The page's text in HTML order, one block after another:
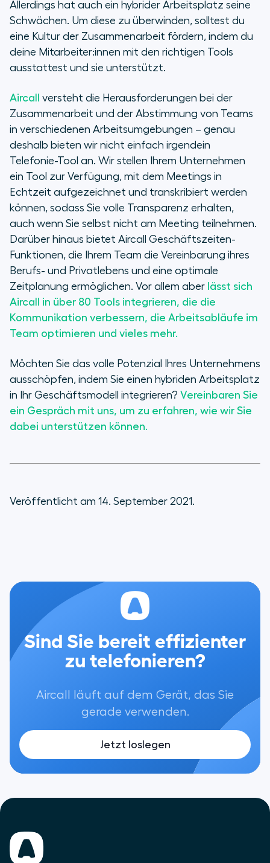
Allerdings hat auch ein hybrider Arbeitsplatz seine
Schwächen. Um diese zu überwinden, solltest du
eine Kultur der Zusammenarbeit fördern, indem du
deine Mitarbeiter:innen mit den richtigen Tools
ausstattest und sie unterstützt.
Aircall
versteht die Herausforderungen bei der
Zusammenarbeit und der Abstimmung von Teams
in verschiedenen Arbeitsumgebungen – genau
deshalb bieten wir nicht einfach irgendein
Telefonie-Tool an. Wir stellen Ihrem Unternehmen
ein Tool zur Verfügung, mit dem Meetings in
Echtzeit aufgezeichnet und transkribiert werden
können, sodass Sie volle Transparenz erhalten,
auch wenn Sie selbst nicht am Meeting teilnehmen.
Darüber hinaus bietet Aircall Geschäftszeiten-
Funktionen, die Ihrem Team die Vereinbarung ihres
Berufs- und Privatlebens und eine optimale
Zeitplanung ermöglichen. Vor allem aber lässt sich
Aircall in über 80 Tools integrieren, die die
Kommunikation verbessern, die Arbeitsabläufe im
Team optimieren und vieles mehr.
Möchten Sie das volle Potenzial Ihres Unternehmens
ausschöpfen, indem Sie einen hybriden Arbeitsplatz
in Ihr Geschäftsmodell integrieren? Vereinbaren Sie
ein Gespräch mit uns, um zu erfahren, wie wir Sie
dabei unterstützen können.
Veröffentlicht am 14. September 2021.
Sind Sie bereit effizienter
zu telefonieren?
Aircall läuft auf dem Gerät, das Sie
gerade verwenden.
Jetzt loslegen